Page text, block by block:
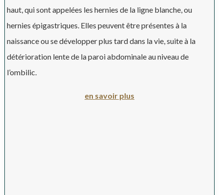
haut, qui sont appelées les hernies de la ligne blanche, ou
hernies épigastriques. Elles peuvent être présentes à la
naissance ou se développer plus tard dans la vie, suite à la
détérioration lente de la paroi abdominale au niveau de
l’ombilic.
en savoir plus